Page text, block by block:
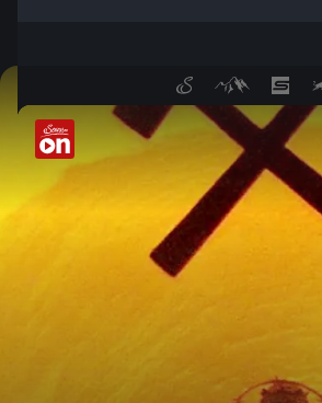
Bergbau in